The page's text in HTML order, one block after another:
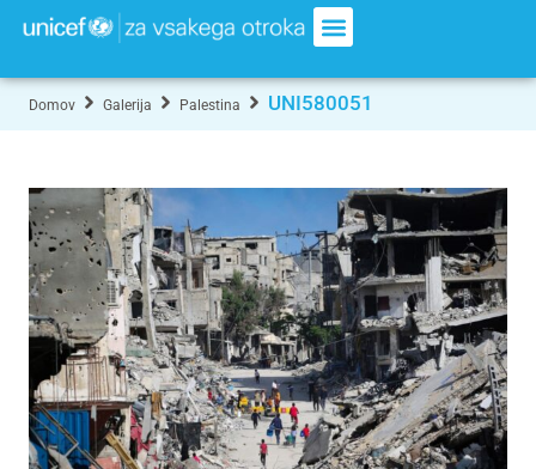
Domov Galerija Palestina UNI580051